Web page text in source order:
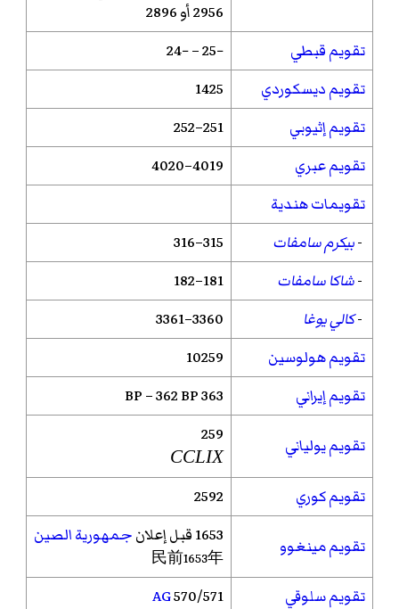
2956 أو 2896
تقويم قبطي
−25 – −24
تقويم ديسكوردي
1425
تقويم إثيوبي
251–252
تقويم عبري
4019–4020
تقويمات هندية
-بيكرم سامفات
315–316
-شاكا سامفات
181–182
-كالي يوغا
3360–3361
تقويم هولوسين
10259
تقويم إيراني
363 BP – 362 BP
تقويم يولياني 259
CCLIX
تقويم كوري 2592
تقويم مينغوو 1653 قبل إعلان جمهورية الصين
民前1653年
تقويم سلوقي 570/571
AG